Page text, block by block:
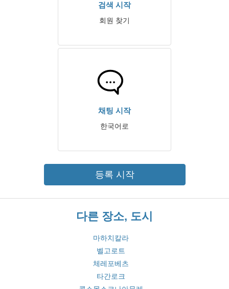
검색 시작
회원 찾기
채팅 시작
한국어로
등록 시작
다른 장소, 도시
마하치칼라
벨고로트
체레포베츠
타간로크